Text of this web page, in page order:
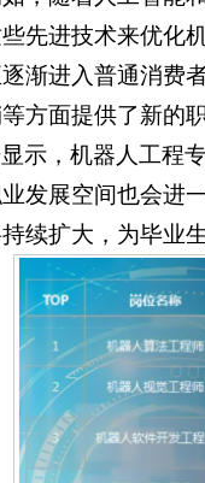
先进技术来优化
渐进入普通消费
方面提供了新的职
示，机器人工程
发展空间也会进
续扩大，为毕业